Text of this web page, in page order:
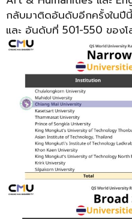
กลับมาติดอันดับอีกครั้งในปี
และ อันดับที่ 501-550 ของ